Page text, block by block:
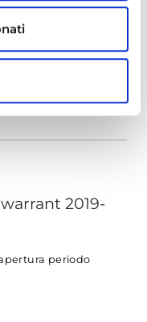
2019-
periodo